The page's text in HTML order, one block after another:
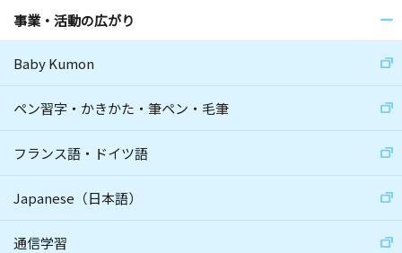
事業・活動の広がり
Baby Kumon
ペン習字・かきかた・筆ペン・毛筆
フランス語・ドイツ語
Japanese（日本語）
通信学習